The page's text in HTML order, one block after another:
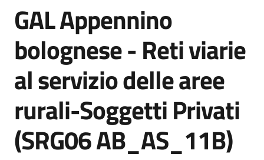
Opportunità
Disposizioni
attuative
regionali
Normativa
Salta al contenuto
GAL Appennino
bolognese - Reti viarie
al servizio delle aree
rurali-Soggetti Privati
(SRG06 AB_AS_11B)